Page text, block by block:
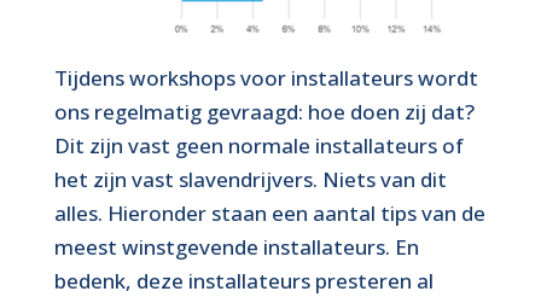
Tijdens workshops voor installateurs wordt
ons regelmatig gevraagd: hoe doen zij dat?
Dit zijn vast geen normale installateurs of
het zijn vast slavendrijvers. Niets van dit
alles. Hieronder staan een aantal tips van de
meest winstgevende installateurs. En
bedenk, deze installateurs presteren al